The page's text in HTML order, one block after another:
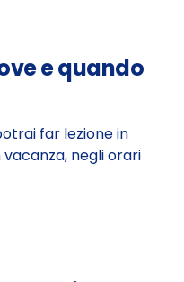
e quando
far lezione in
negli orari